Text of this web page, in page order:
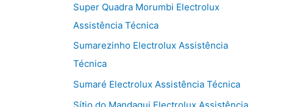
Super Quadra Morumbi Electrolux
Assistência Técnica
Sumarezinho Electrolux Assistência
Técnica
Sumaré Electrolux Assistência Técnica